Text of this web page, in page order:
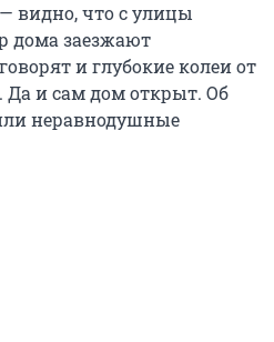
видно, что с улицы
дома заезжают
и глубокие колеи от
и сам дом открыт. Об
неравнодушные